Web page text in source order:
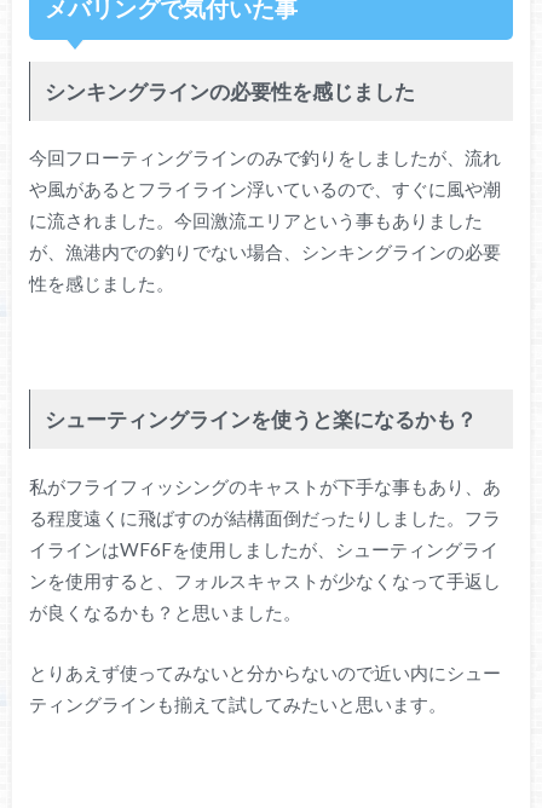
メバリングで気付いた事
シンキングラインの必要性を感じました
今回フローティングラインのみで釣りをしましたが、流れ
や風があるとフライライン浮いているので、すぐに風や潮
に流されました。今回激流エリアという事もありました
が、漁港内での釣りでない場合、シンキングラインの必要
性を感じました。
シューティングラインを使うと楽になるかも？
私がフライフィッシングのキャストが下手な事もあり、あ
る程度遠くに飛ばすのが結構面倒だったりしました。フラ
イラインはWF6Fを使用しましたが、シューティングライ
ンを使用すると、フォルスキャストが少なくなって手返し
が良くなるかも？と思いました。
とりあえず使ってみないと分からないので近い内にシュー
ティングラインも揃えて試してみたいと思います。